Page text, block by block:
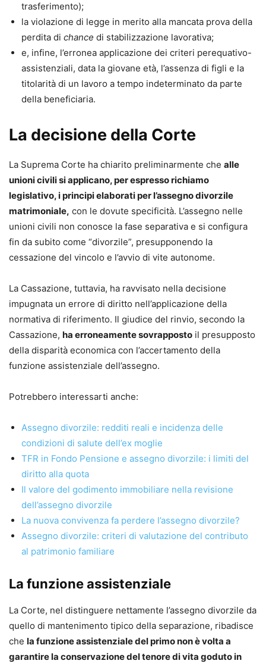
trasferimento);
la violazione di legge in merito alla mancata prova della
perdita di chance di stabilizzazione lavorativa;
e, infine, l’erronea applicazione dei criteri perequativo-
assistenziali, data la giovane età, l’assenza di figli e la
titolarità di un lavoro a tempo indeterminato da parte
della beneficiaria.
La decisione della Corte
La Suprema Corte ha chiarito preliminarmente che alle
unioni civili si applicano, per espresso richiamo
legislativo, i principi elaborati per l’assegno divorzile
matrimoniale, con le dovute specificità. L’assegno nelle
unioni civili non conosce la fase separativa e si configura
fin da subito come “divorzile”, presupponendo la
cessazione del vincolo e l’avvio di vite autonome.
La Cassazione, tuttavia, ha ravvisato nella decisione
impugnata un errore di diritto nell’applicazione della
normativa di riferimento. Il giudice del rinvio, secondo la
Cassazione, ha erroneamente sovrapposto il presupposto
della disparità economica con l’accertamento della
funzione assistenziale dell’assegno.
Potrebbero interessarti anche:
Assegno divorzile: redditi reali e incidenza delle
condizioni di salute dell’ex moglie
TFR in Fondo Pensione e assegno divorzile: i limiti del
diritto alla quota
Il valore del godimento immobiliare nella revisione
dell’assegno divorzile
La nuova convivenza fa perdere l’assegno divorzile?
Assegno divorzile: criteri di valutazione del contributo
al patrimonio familiare
La funzione assistenziale
La Corte, nel distinguere nettamente l’assegno divorzile da
quello di mantenimento tipico della separazione, ribadisce
che la funzione assistenziale del primo non è volta a
garantire la conservazione del tenore di vita goduto in